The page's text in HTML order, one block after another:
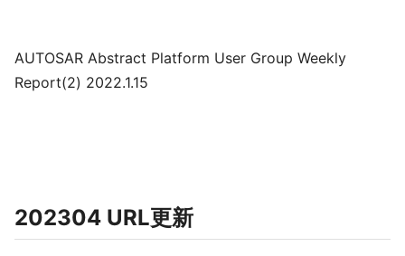
AUTOSAR Abstract Platform User Group Weekly
Report(2) 2022.1.15
202304 URL更新